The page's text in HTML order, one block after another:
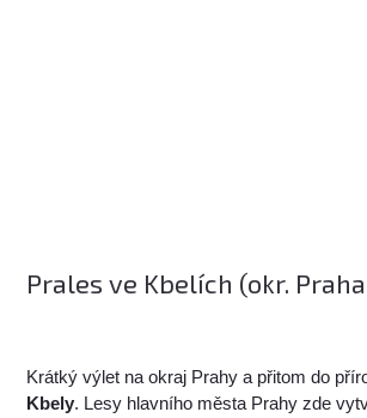
Prales ve Kbelích (okr.
Krátký výlet na okraj Prahy a přitom do
Kbely. Lesy hlavního města Prahy zde